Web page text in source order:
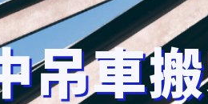
吊車